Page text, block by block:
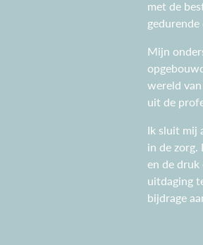
met de
Mijn
wereld
uit de
Ik sluit mij
in de
en de
uitdaging
bijdrage